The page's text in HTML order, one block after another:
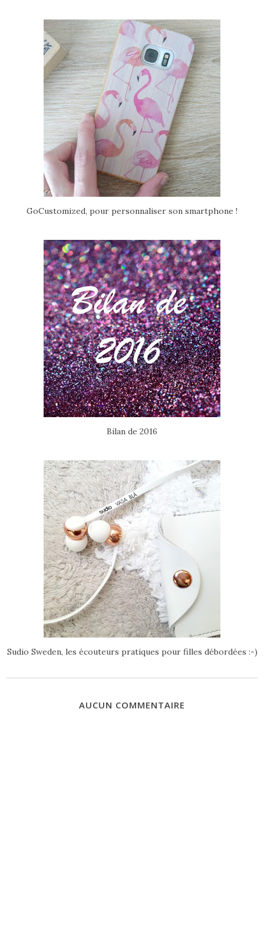
GoCustomized, pour personnaliser son smartphone !
Bilan de 2016
Sudio Sweden, les écouteurs pratiques pour filles débordées :-)
AUCUN COMMENTAIRE